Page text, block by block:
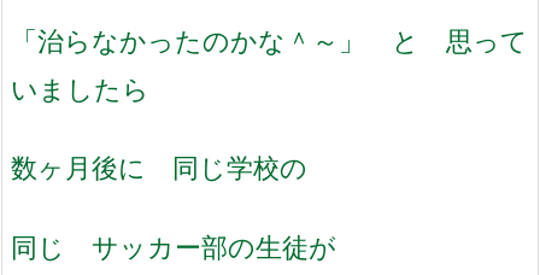
「治らなかったのかな＾～」 と 思って
いましたら
数ヶ月後に 同じ学校の
同じ サッカー部の生徒が